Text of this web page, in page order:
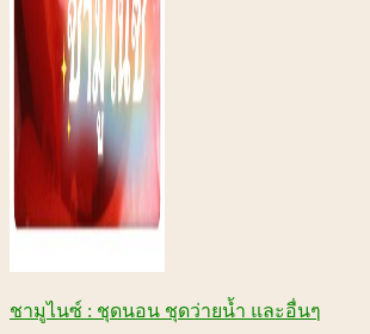
ชามูไนซ์ : ชุดนอน ชุดว่ายน้ำ และอื่นๆ